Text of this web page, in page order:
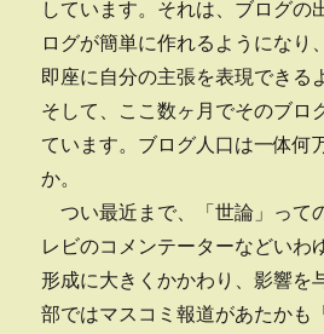
しています。それは、ブログの
ログが簡単に作れるようになり
即座に自分の主張を表現できる
そして、ここ数ヶ月でそのブロ
ています。ブログ人口は一体何
か。
つい最近まで、「世論」って
レビのコメンテーターなどいわ
形成に大きくかかわり、影響を
部ではマスコミ報道があたかも